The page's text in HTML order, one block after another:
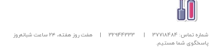
شماره تماس: 37718484 |
32944333
|
هفت روز هفته، ۲۴ ساعت شبانه‌روز
پاسخگوی شما هستیم.